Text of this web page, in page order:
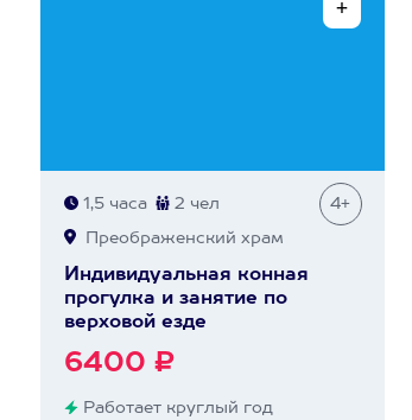
1,5 часа 2 чел 4+
Преображенский храм
Индивидуальная конная
прогулка и занятие по
верховой езде
6400 ₽
Работает круглый год